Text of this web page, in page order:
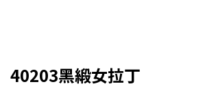
40203黑緞女拉丁